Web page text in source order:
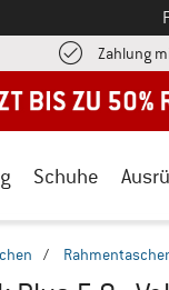
Zahlung
Schuhe
/